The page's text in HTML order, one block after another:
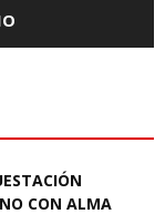
CON ALMA